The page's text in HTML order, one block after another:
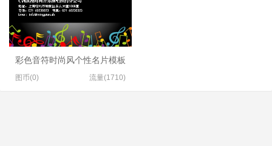
彩色音符时尚风个性名片模板
图币(0) 流量(1710)